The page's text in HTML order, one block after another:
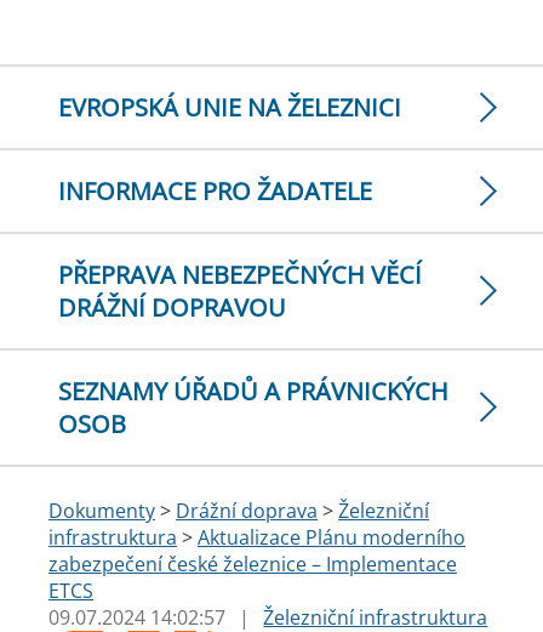
EVROPSKÁ UNIE NA ŽELEZNICI
INFORMACE PRO ŽADATELE
PŘEPRAVA NEBEZPEČNÝCH VĚCÍ
DRÁŽNÍ DOPRAVOU
SEZNAMY ÚŘADŮ A PRÁVNICKÝCH
OSOB
Dokumenty> Drážní doprava >Železniční
infrastruktura >Aktualizace Plánu moderního
zabezpečení české železnice – Implementace
ETCS
09.07.2024 14:02:57
| Železniční infrastruktura